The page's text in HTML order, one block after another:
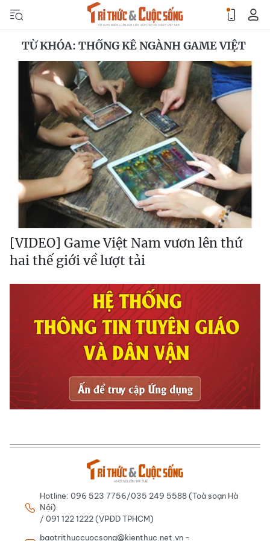
TỪ KHÓA: THỐNG KÊ NGÀNH GAME VIỆT
[VIDEO] Game Việt Nam vươn lên thứ
hai thế giới về lượt tải
Hotline: 096 523 7756/035 249 5588 (Toà soạn Hà
Nội)
/ 091 122 1222 (VPĐD TPHCM)
baotrithuccuocsong@kienthuc.net.vn -